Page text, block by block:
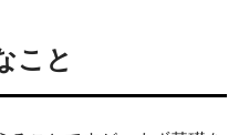
こと